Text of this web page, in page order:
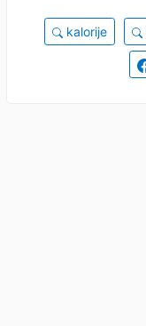
kalorije